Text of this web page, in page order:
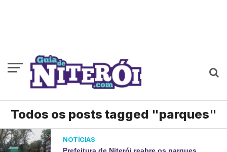
Todos os posts tagged "parques"
NOTÍCIAS